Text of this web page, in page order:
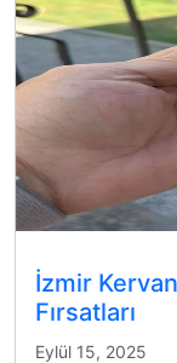
İzmir
Fırsatları
Eylül 15, 2025